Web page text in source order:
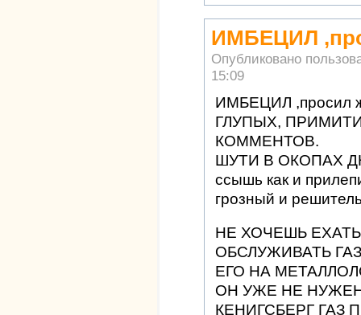
ИМБЕЦИЛ
Опубликовано
15:09
ИМБЕЦИЛ ,просил
ГЛУПЫХ,
КОММЕНТОВ.
ШУТИ В ОКОПАХ
ссышь как и
грозный и
НЕ ХОЧЕШЬ
ОБСЛУЖИВАТЬ
ЕГО НА
ОН УЖЕ НЕ
КЕНИГСБЕРГ ГАЗ